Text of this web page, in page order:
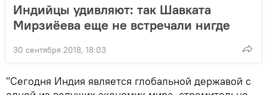
Индийцы удивляют: так Шавката
Мирзиёева еще не встречали нигде
30 сентября 2018, 18:03
"Сегодня Индия является глобальной державой с